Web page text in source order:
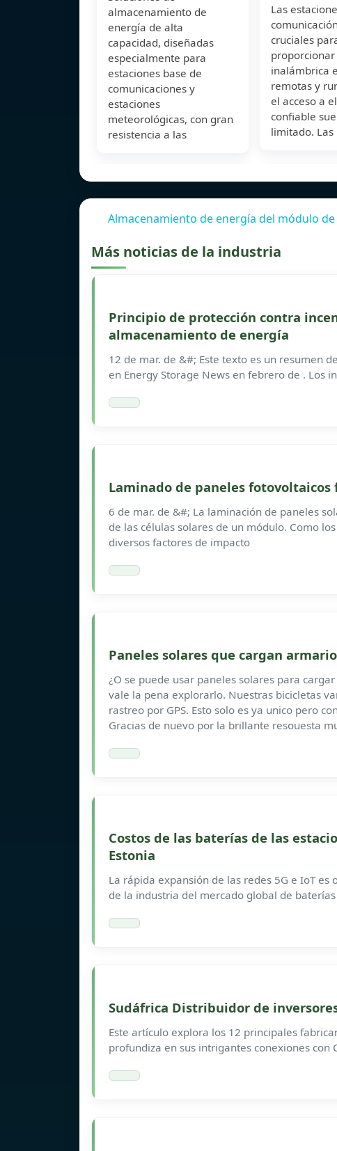
almacenamiento de
energía de alta
capacidad, diseñadas
especialmente para
estaciones base de
comunicaciones y
estaciones
meteorológicas, con gran
resistencia a las
Las
cruciales
inalámbrica
remotas y
el acceso a
confiable
limitado. Las
Almacenamiento de energía del módulo
Más noticias de la industria
Principio de protección contra
almacenamiento de energía
12 de mar. de &#; Este texto es un resumen
en Energy Storage News en febrero de . Los
Laminado de paneles fotovoltaicos
6 de mar. de &#; La laminación de paneles
de las células solares de un módulo. Como
diversos factores de impacto
Paneles solares que cargan
¿O se puede usar paneles solares para
vale la pena explorarlo. Nuestras bicicletas
rastreo por GPS. Esto solo es ya unico pero
Gracias de nuevo por la brillante resouesta
Costos de las baterías de las
Estonia
La rápida expansión de las redes 5G e IoT
de la industria del mercado global de
Sudáfrica Distribuidor de
Este artículo explora los 12 principales
profundiza en sus intrigantes conexiones con